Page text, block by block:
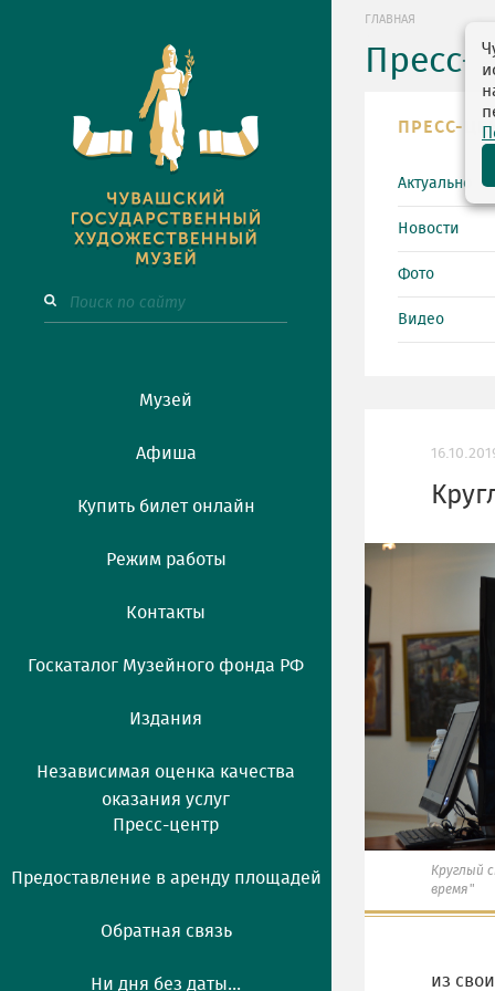
Музей
Афиша
Купить билет онлайн
Режим работы
Контакты
Госкаталог Музейного фонда РФ
Издания
Независимая оценка качества
оказания услуг
Пресс-центр
Предоставление в аренду площадей
Обратная связь
Ни дня без даты...
ГЛАВНАЯ
Пресс-
ПРЕСС-
Актуально
Новости
Фото
Видео
Круглый
время"
из